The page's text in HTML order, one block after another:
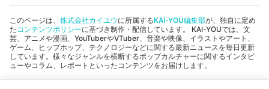
このページは、 株式会社カイユウに所属するKAI-YOU編集部が、独自に定め
たコンテンツポリシーに基づき制作・配信しています。 KAI-YOUでは、文
芸、アニメや漫画、YouTuberやVTuber、音楽や映像、イラストやアート、
ゲーム、ヒップホップ、テクノロジーなどに関する最新ニュースを毎日更新
しています。様々なジャンルを横断するポップカルチャーに関するインタビ
ューやコラム、レポートといったコンテンツをお届けします。